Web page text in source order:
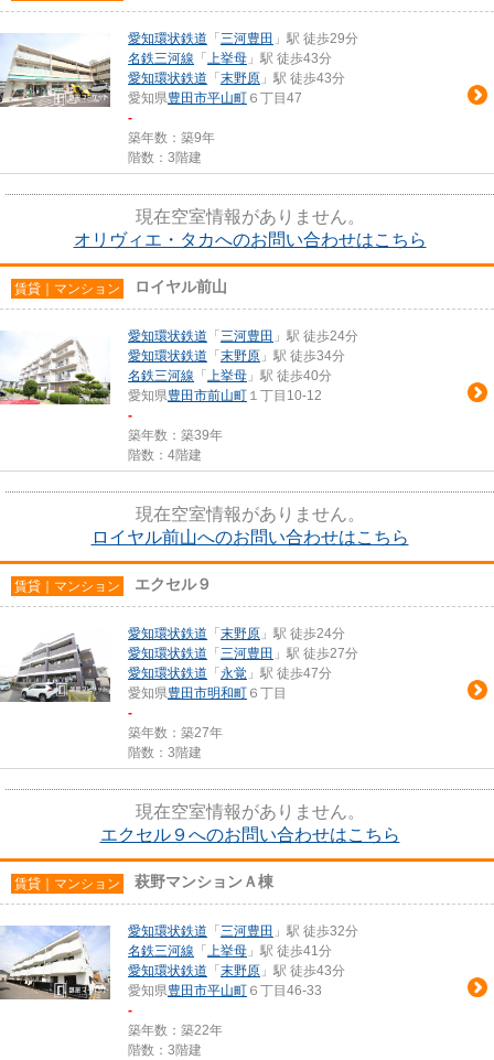
愛知環状鉄道 「 三河豊田 」駅 徒歩29分
名鉄三河線 「 上挙母 」駅 徒歩43分
愛知環状鉄道 「 末野原 」駅 徒歩43分
愛知県豊田市平山町 ６丁目47
-
築年数：築9年
階数：3階建
現在空室情報がありません。
オリヴィエ・タカへのお問い合わせはこちら
賃貸｜マンション ロイヤル前山
愛知環状鉄道 「 三河豊田 」駅 徒歩24分
愛知環状鉄道 「 末野原 」駅 徒歩34分
名鉄三河線 「 上挙母 」駅 徒歩40分
愛知県豊田市前山町 １丁目10-12
-
築年数：築39年
階数：4階建
現在空室情報がありません。
ロイヤル前山へのお問い合わせはこちら
賃貸｜マンション エクセル９
愛知環状鉄道 「 末野原 」駅 徒歩24分
愛知環状鉄道 「 三河豊田 」駅 徒歩27分
愛知環状鉄道 「 永覚 」駅 徒歩47分
愛知県豊田市明和町 ６丁目
-
築年数：築27年
階数：3階建
現在空室情報がありません。
エクセル９へのお問い合わせはこちら
賃貸｜マンション 萩野マンションＡ棟
愛知環状鉄道 「 三河豊田 」駅 徒歩32分
名鉄三河線 「 上挙母 」駅 徒歩41分
愛知環状鉄道 「 末野原 」駅 徒歩43分
愛知県豊田市平山町 ６丁目46-33
-
築年数：築22年
階数：3階建